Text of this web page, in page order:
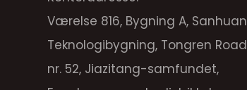
Værelse 816, Bygning A, Sanhuan
Teknologibygning, Tongren Road
nr. 52, Jiazitang-samfundet,